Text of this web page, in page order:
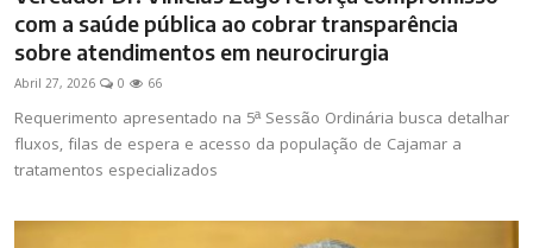
com a saúde pública ao cobrar transparência
sobre atendimentos em neurocirurgia
Abril 27, 2026 0 66
Requerimento apresentado na 5ª Sessão Ordinária busca detalhar
fluxos, filas de espera e acesso da população de Cajamar a
tratamentos especializados